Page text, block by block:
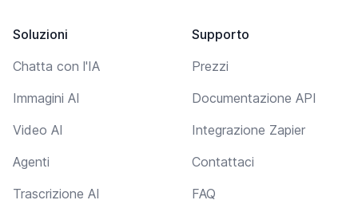
Soluzioni
Chatta con l'IA
Immagini AI
Video AI
Agenti
Trascrizione AI
Supporto
Prezzi
Documentazione API
Integrazione Zapier
Contattaci
FAQ